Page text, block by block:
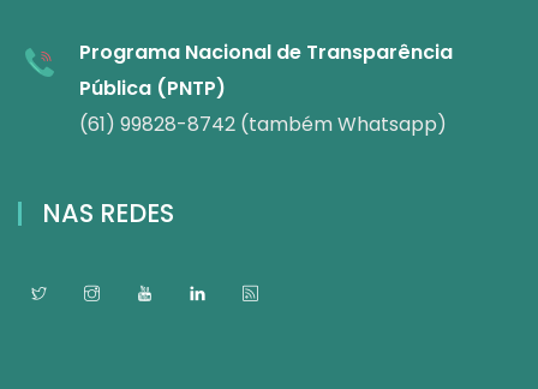
Programa Nacional de Transparência
Pública (PNTP)
(61) 99828-8742 (também Whatsapp)
NAS REDES